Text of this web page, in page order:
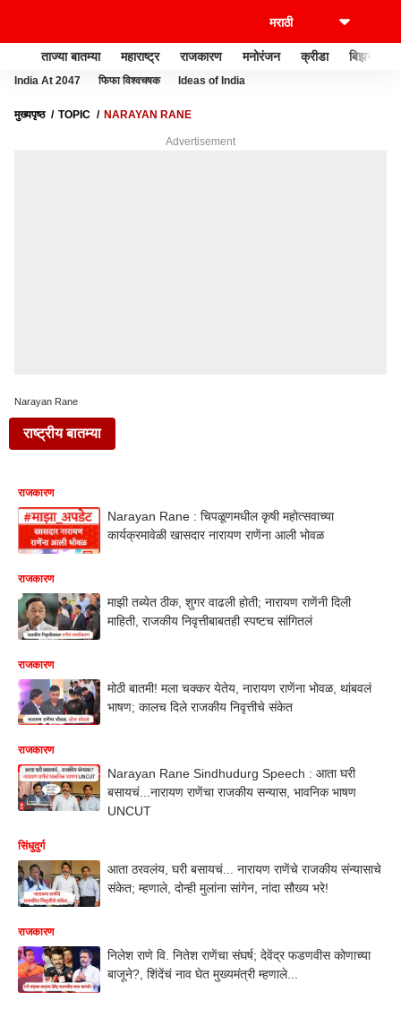
ताज्या बातम्या महाराष्ट्र राजकारण मनोरंजन क्रीडा बिझनेस
India At 2047 फिफा विश्वचषक Ideas of India
मुख्यपृष्ठ TOPIC NARAYAN RANE
Advertisement
Narayan Rane
राष्ट्रीय बातम्या
राजकारण
Narayan Rane : चिपळूणमधील कृषी महोत्सवाच्या
कार्यक्रमावेळी खासदार नारायण राणेंना आली भोवळ
राजकारण
माझी तब्येत ठीक, शुगर वाढली होती; नारायण राणेंनी दिली
माहिती, राजकीय निवृत्तीबाबतही स्पष्टच सांगितलं
राजकारण
मोठी बातमी! मला चक्कर येतेय, नारायण राणेंना भोवळ, थांबवलं
भाषण; कालच दिले राजकीय निवृत्तीचे संकेत
राजकारण
Narayan Rane Sindhudurg Speech : आता घरी
बसायचं...नारायण राणेंचा राजकीय सन्यास, भावनिक भाषण
UNCUT
सिंधुदुर्ग
आता ठरवलंय, घरी बसायचं... नारायण राणेंचे राजकीय संन्यासाचे
संकेत; म्हणाले, दोन्ही मुलांना सांगेन, नांदा सौख्य भरे!
राजकारण
निलेश राणे वि. नितेश राणेंचा संघर्ष; देवेंद्र फडणवीस कोणाच्या
बाजूने?, शिंदेंचं नाव घेत मुख्यमंत्री म्हणाले...